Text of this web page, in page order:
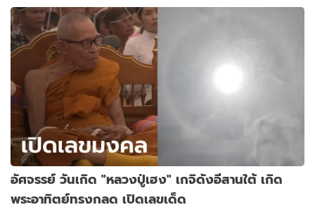
อัศจรรย์ วันเกิด "หลวงปู่เฮง" เกจิดังอีสานใต้ เกิด
พระอาทิตย์ทรงกลด เปิดเลขเด็ด